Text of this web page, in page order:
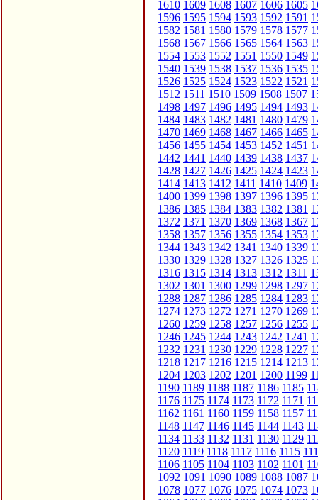
1610 1609 1608 1607 1606 1605
1596 1595 1594 1593 1592 1591
1582 1581 1580 1579 1578 1577
1568 1567 1566 1565 1564 1563
1554 1553 1552 1551 1550 1549
1540 1539 1538 1537 1536 1535
1526 1525 1524 1523 1522 1521
1512 1511 1510 1509 1508 1507
1498 1497 1496 1495 1494 1493
1484 1483 1482 1481 1480 1479
1470 1469 1468 1467 1466 1465
1456 1455 1454 1453 1452 1451
1442 1441 1440 1439 1438 1437
1428 1427 1426 1425 1424 1423
1414 1413 1412 1411 1410 1409
1400 1399 1398 1397 1396 1395
1386 1385 1384 1383 1382 1381
1372 1371 1370 1369 1368 1367
1358 1357 1356 1355 1354 1353
1344 1343 1342 1341 1340 1339
1330 1329 1328 1327 1326 1325
1316 1315 1314 1313 1312 1311
1302 1301 1300 1299 1298 1297
1288 1287 1286 1285 1284 1283
1274 1273 1272 1271 1270 1269
1260 1259 1258 1257 1256 1255
1246 1245 1244 1243 1242 1241
1232 1231 1230 1229 1228 1227
1218 1217 1216 1215 1214 1213
1204 1203 1202 1201 1200 1199
1190 1189 1188 1187 1186 1185
1176 1175 1174 1173 1172 1171
1162 1161 1160 1159 1158 1157
1148 1147 1146 1145 1144 1143
1134 1133 1132 1131 1130 1129
1120 1119 1118 1117 1116 1115
1106 1105 1104 1103 1102 1101
1092 1091 1090 1089 1088 1087
1078 1077 1076 1075 1074 1073